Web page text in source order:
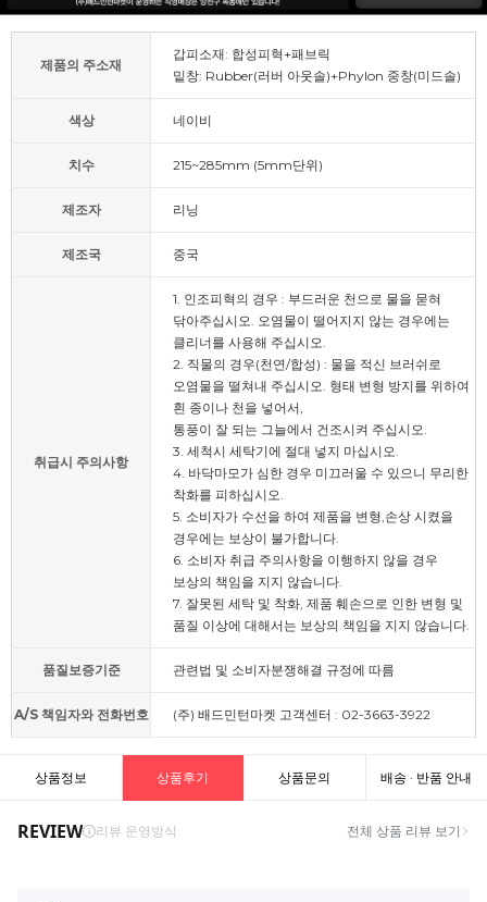
제품의 주소재
갑피소재: 합성피혁+패브릭
밑창: Rubber(러버 아웃솔)+Phylon 중창(미드솔)
색상 네이비
치수 215~285mm (5mm단위)
제조자 리닝
제조국 중국
취급시 주의사항
1. 인조피혁의 경우 : 부드러운 천으로 물을 묻혀
닦아주십시오. 오염물이 떨어지지 않는 경우에는
클리너를 사용해 주십시오.
2. 직물의 경우(천연/합성) : 물을 적신 브러쉬로
오염물을 떨쳐내 주십시오. 형태 변형 방지를 위하여
흰 종이나 천을 넣어서,
통풍이 잘 되는 그늘에서 건조시켜 주십시오.
3. 세척시 세탁기에 절대 넣지 마십시오.
4. 바닥마모가 심한 경우 미끄러울 수 있으니 무리한
착화를 피하십시오.
5. 소비자가 수선을 하여 제품을 변형,손상 시켰을
경우에는 보상이 불가합니다.
6. 소비자 취급 주의사항을 이행하지 않을 경우
보상의 책임을 지지 않습니다.
7. 잘못된 세탁 및 착화, 제품 훼손으로 인한 변형 및
품질 이상에 대해서는 보상의 책임을 지지 않습니다.
품질보증기준 관련법 및 소비자분쟁해결 규정에 따름
A/S 책임자와 전화번호 (주) 배드민턴마켓 고객센터 : 02-3663-3922
상품정보 상품후기 상품문의 배송 · 반품 안내